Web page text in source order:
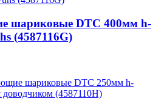
шариковые DTC 400мм h-
(4587116G)